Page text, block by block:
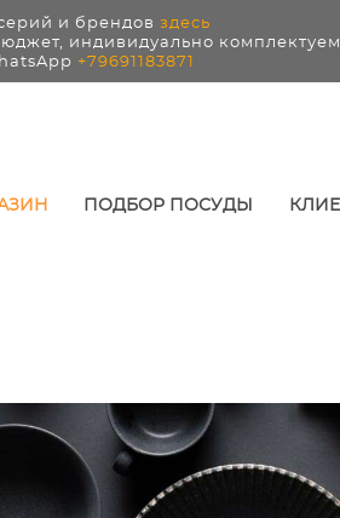
и брендов здесь
индивидуально
+79691183871
ПОДБОР ПОСУДЫ